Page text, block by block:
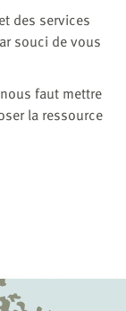
des services
souci de vous
faut mettre
la ressource